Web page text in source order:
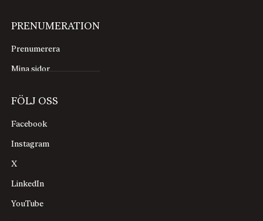
PRENUMERATION
Prenumerera
Mina sidor
FÖLJ OSS
Facebook
Instagram
X
LinkedIn
YouTube